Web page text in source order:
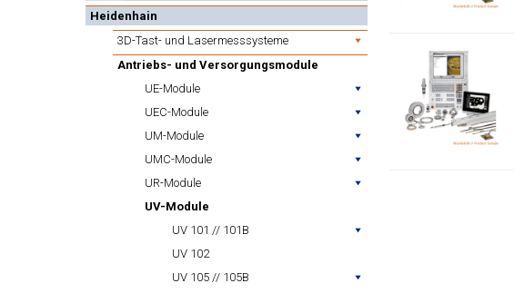
Heidenhain
3D-Tast- und Lasermesssysteme
Antriebs- und Versorgungsmodule
UE-Module
UEC-Module
UM-Module
UMC-Module
UR-Module
UV-Module
UV 101 // 101B
UV 102
UV 105 // 105B